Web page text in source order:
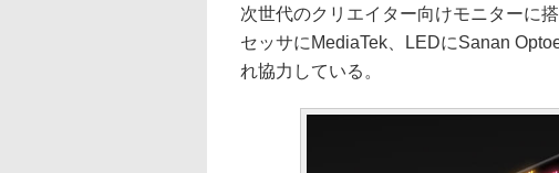
次世代のクリエイター向けモニターに
セッサにMediaTek、LEDにSanan
れ協力している。